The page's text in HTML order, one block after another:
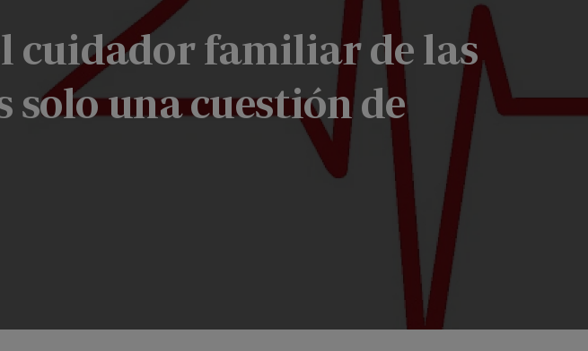
cuidador familiar de las
solo una cuestión de